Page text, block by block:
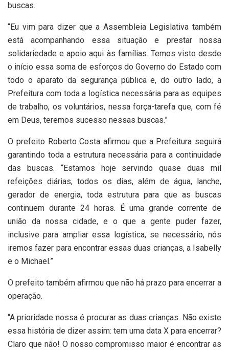
buscas.
“Eu vim para dizer que a Assembleia Legislativa também
está acompanhando essa situação e prestar nossa
solidariedade e apoio aqui às famílias. Temos visto desde
o início essa soma de esforços do Governo do Estado com
todo o aparato da segurança pública e, do outro lado, a
Prefeitura com toda a logística necessária para as equipes
de trabalho, os voluntários, nessa força-tarefa que, com fé
em Deus, teremos sucesso nessas buscas.”
O prefeito Roberto Costa afirmou que a Prefeitura seguirá
garantindo toda a estrutura necessária para a continuidade
das buscas. “Estamos hoje servindo quase duas mil
refeições diárias, todos os dias, além de água, lanche,
gerador de energia, toda estrutura para que as buscas
continuem durante 24 horas. É uma grande corrente de
união da nossa cidade, e o que a gente puder fazer,
inclusive para ampliar essa logística, se necessário, nós
iremos fazer para encontrar essas duas crianças, a Isabelly
e o Michael.”
O prefeito também afirmou que não há prazo para encerrar a
operação.
“A prioridade nossa é procurar as duas crianças. Não existe
essa história de dizer assim: tem uma data X para encerrar?
Claro que não! O nosso compromisso maior é encontrar as